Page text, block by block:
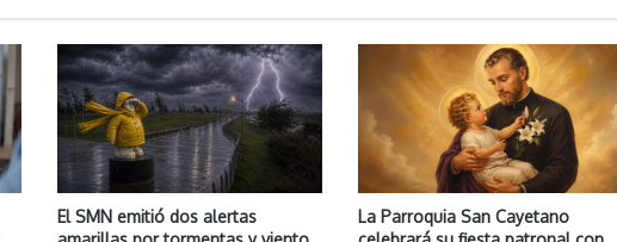
El SMN emitió dos alertas
La Parroquia San Cayetano